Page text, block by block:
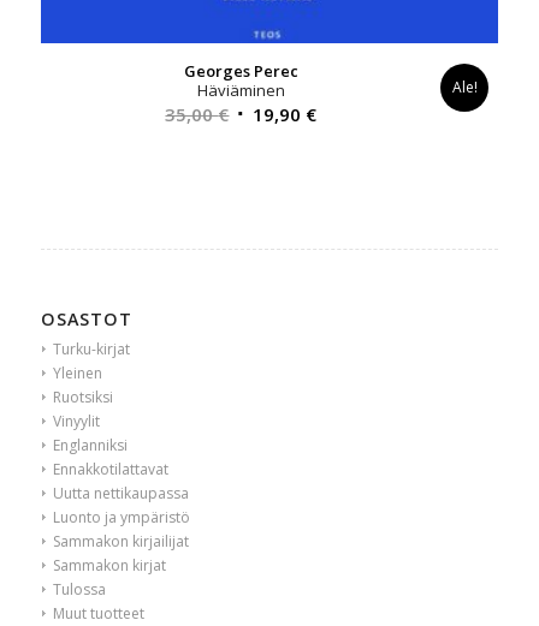
Georges Perec
Häviäminen
35,00€ Alkuperäinen
19,90 €Nykyinen
Ale!
OSASTOT
Turku-kirjat
Yleinen
Ruotsiksi
Vinyylit
Englanniksi
Ennakkotilattavat
Uutta nettikaupassa
Luonto ja ympäristö
Sammakon kirjailijat
Sammakon kirjat
Tulossa
Muut tuotteet